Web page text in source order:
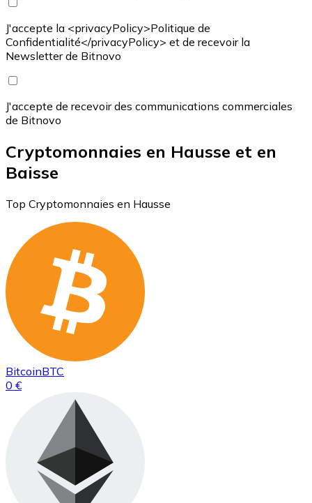
J'accepte la <privacyPolicy>Politique de
Confidentialité</privacyPolicy> et de recevoir la
Newsletter de Bitnovo
J'accepte de recevoir des communications commerciales
de Bitnovo
Cryptomonnaies en Hausse et en
Baisse
Top Cryptomonnaies en Hausse
BitcoinBTC
0 €